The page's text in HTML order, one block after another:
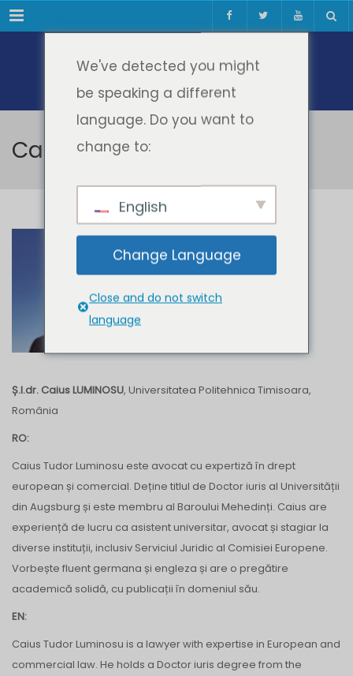
Meniul
Caius Luminosu
Caius Luminosu
Ș.l.dr. Caius LUMINOSU, Universitatea Politehnica Timisoara,
România
RO:
Caius Tudor Luminosu este avocat cu expertiză în drept
european și comercial. Deține titlul de Doctor iuris al Universității
din Augsburg și este membru al Baroului Mehedinți. Caius are
experiență de lucru ca asistent universitar, avocat și stagiar la
diverse instituții, inclusiv Serviciul Juridic al Comisiei Europene.
Vorbește fluent germana și engleza și are o pregătire
academică solidă, cu publicații în domeniul său.
EN:
Caius Tudor Luminosu is a lawyer with expertise in European and
commercial law. He holds a Doctor iuris degree from the
We've detected you might
be speaking a different
language. Do you want to
change to:
English
Change Language
Close and do not switch
language